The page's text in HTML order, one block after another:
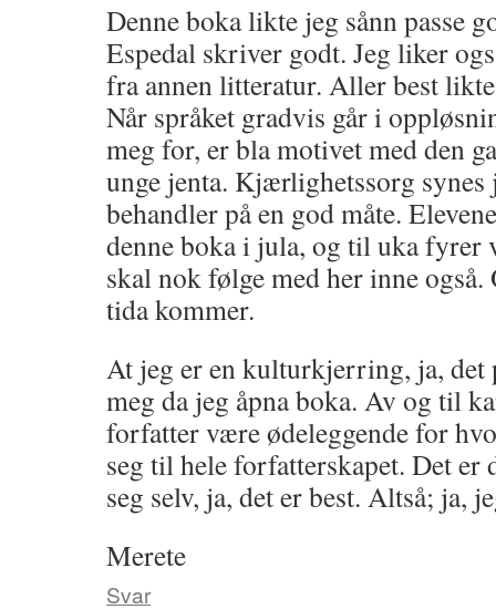
Denne boka likte jeg sånn passe
Espedal skriver godt. Jeg liker
fra annen litteratur. Aller best
Når språket gradvis går i
meg for, er bla motivet med den
unge jenta. Kjærlighetssorg
behandler på en god måte.
denne boka i jula, og til uka fyrer
skal nok følge med her inne også.
tida kommer.
At jeg er en kulturkjerring, ja, det
meg da jeg åpna boka. Av og til
forfatter være ødeleggende for
seg til hele forfatterskapet. Det
seg selv, ja, det er best. Altså; ja,
Merete
Svar